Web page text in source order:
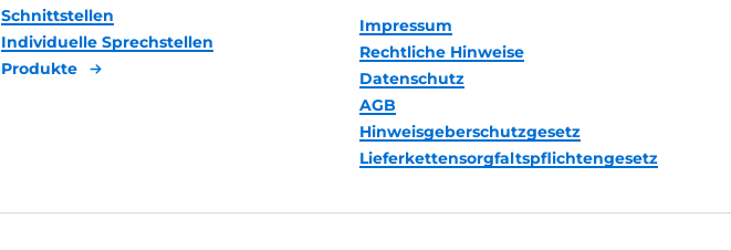
Schnittstellen
Individuelle Sprechstellen
Produkte
Impressum
Rechtliche Hinweise
Datenschutz
AGB
Hinweisgeberschutzgesetz
Lieferkettensorgfaltspflichtengesetz